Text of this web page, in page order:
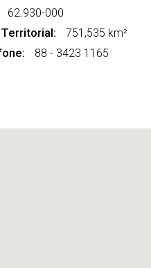
62.930-000
751,535 km²
88 - 3423 1165